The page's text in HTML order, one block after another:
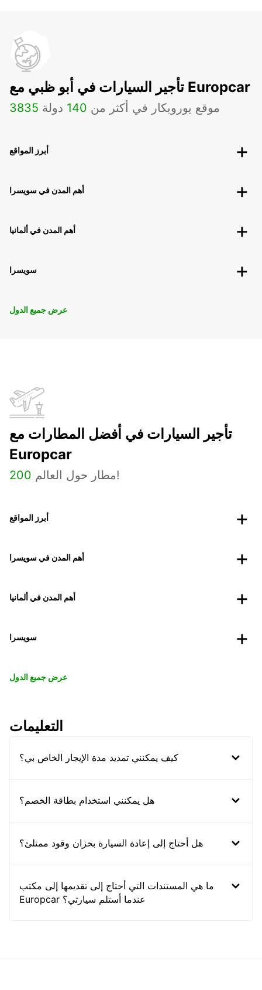
تأجير السيارات في أبو ظبي مع Europcar
3835 موقع يوروبكار في أكثر من 140 دولة
أبرز المواقع
أهم المدن في سويسرا
أهم المدن في ألمانيا
سويسرا
عرض جميع الدول
تأجير السيارات في أفضل المطارات مع
Europcar
200 مطار حول العالم!
أبرز المواقع
أهم المدن في سويسرا
أهم المدن في ألمانيا
سويسرا
عرض جميع الدول
التعليمات
كيف يمكنني تمديد مدة الإيجار الخاص بي؟
هل يمكنني استخدام بطاقة الخصم؟
هل أحتاج إلى إعادة السيارة بخزان وقود ممتلئ؟
ما هي المستندات التي أحتاج إلى تقديمها إلى مكتب
Europcar عندما أستلم سيارتي؟